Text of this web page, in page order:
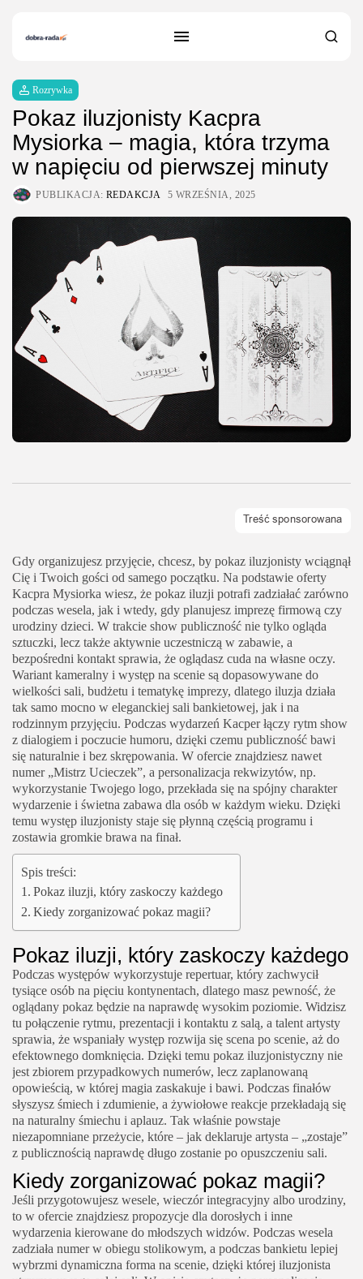
Rozrywka
Pokaz iluzjonisty Kacpra
Mysiorka – magia, która trzyma
w napięciu od pierwszej minuty
PUBLIKACJA: REDAKCJA 5 WRZEŚNIA, 2025
Gdy organizujesz przyjęcie, chcesz, by pokaz iluzjonisty wciągnął
Cię i Twoich gości od samego początku. Na podstawie oferty
Kacpra Mysiorka wiesz, że pokaz iluzji potrafi zadziałać zarówno
podczas wesela, jak i wtedy, gdy planujesz imprezę firmową czy
urodziny dzieci. W trakcie show publiczność nie tylko ogląda
sztuczki, lecz także aktywnie uczestniczą w zabawie, a
bezpośredni kontakt sprawia, że oglądasz cuda na własne oczy.
Wariant kameralny i występ na scenie są dopasowywane do
wielkości sali, budżetu i tematykę imprezy, dlatego iluzja działa
tak samo mocno w eleganckiej sali bankietowej, jak i na
rodzinnym przyjęciu. Podczas wydarzeń Kacper łączy rytm show
z dialogiem i poczucie humoru, dzięki czemu publiczność bawi
się naturalnie i bez skrępowania. W ofercie znajdziesz nawet
numer „Mistrz Ucieczek”, a personalizacja rekwizytów, np.
wykorzystanie Twojego logo, przekłada się na spójny charakter
wydarzenie i świetna zabawa dla osób w każdym wieku. Dzięki
temu występ iluzjonisty staje się płynną częścią programu i
zostawia gromkie brawa na finał.
Spis treści:
Pokaz iluzji, który zaskoczy każdego
Kiedy zorganizować pokaz magii?
Pokaz iluzji, który zaskoczy każdego
Podczas występów wykorzystuje repertuar, który zachwycił
tysiące osób na pięciu kontynentach, dlatego masz pewność, że
oglądany pokaz będzie na naprawdę wysokim poziomie. Widzisz
tu połączenie rytmu, prezentacji i kontaktu z salą, a talent artysty
sprawia, że wspaniały występ rozwija się scena po scenie, aż do
efektownego domknięcia. Dzięki temu pokaz iluzjonistyczny nie
jest zbiorem przypadkowych numerów, lecz zaplanowaną
opowieścią, w której magia zaskakuje i bawi. Podczas finałów
słyszysz śmiech i zdumienie, a żywiołowe reakcje przekładają się
na naturalny śmiechu i aplauz. Tak właśnie powstaje
niezapomniane przeżycie, które – jak deklaruje artysta – „zostaje”
z publicznością naprawdę długo zostanie po opuszczeniu sali.
Kiedy zorganizować pokaz magii?
Jeśli przygotowujesz wesele, wieczór integracyjny albo urodziny,
to w ofercie znajdziesz propozycje dla dorosłych i inne
wydarzenia kierowane do młodszych widzów. Podczas wesela
zadziała numer w obiegu stolikowym, a podczas bankietu lepiej
wybrzmi dynamiczna forma na scenie, dzięki której iluzjonista